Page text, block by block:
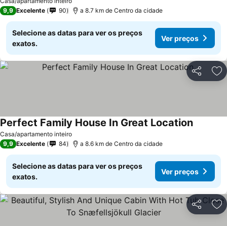
9,9 Excelente 90 a 8.7 km de Centro da cidade
Selecione as datas para ver os preços
exatos.
Ver preços
Partilhar
Casa/apartamento inteiro
Perfect Family House In Great LocationVer
9,9 Excelente 84 a 8.6 km de Centro da cidade
Selecione as datas para ver os preços
exatos.
Ver preços
Partilhar